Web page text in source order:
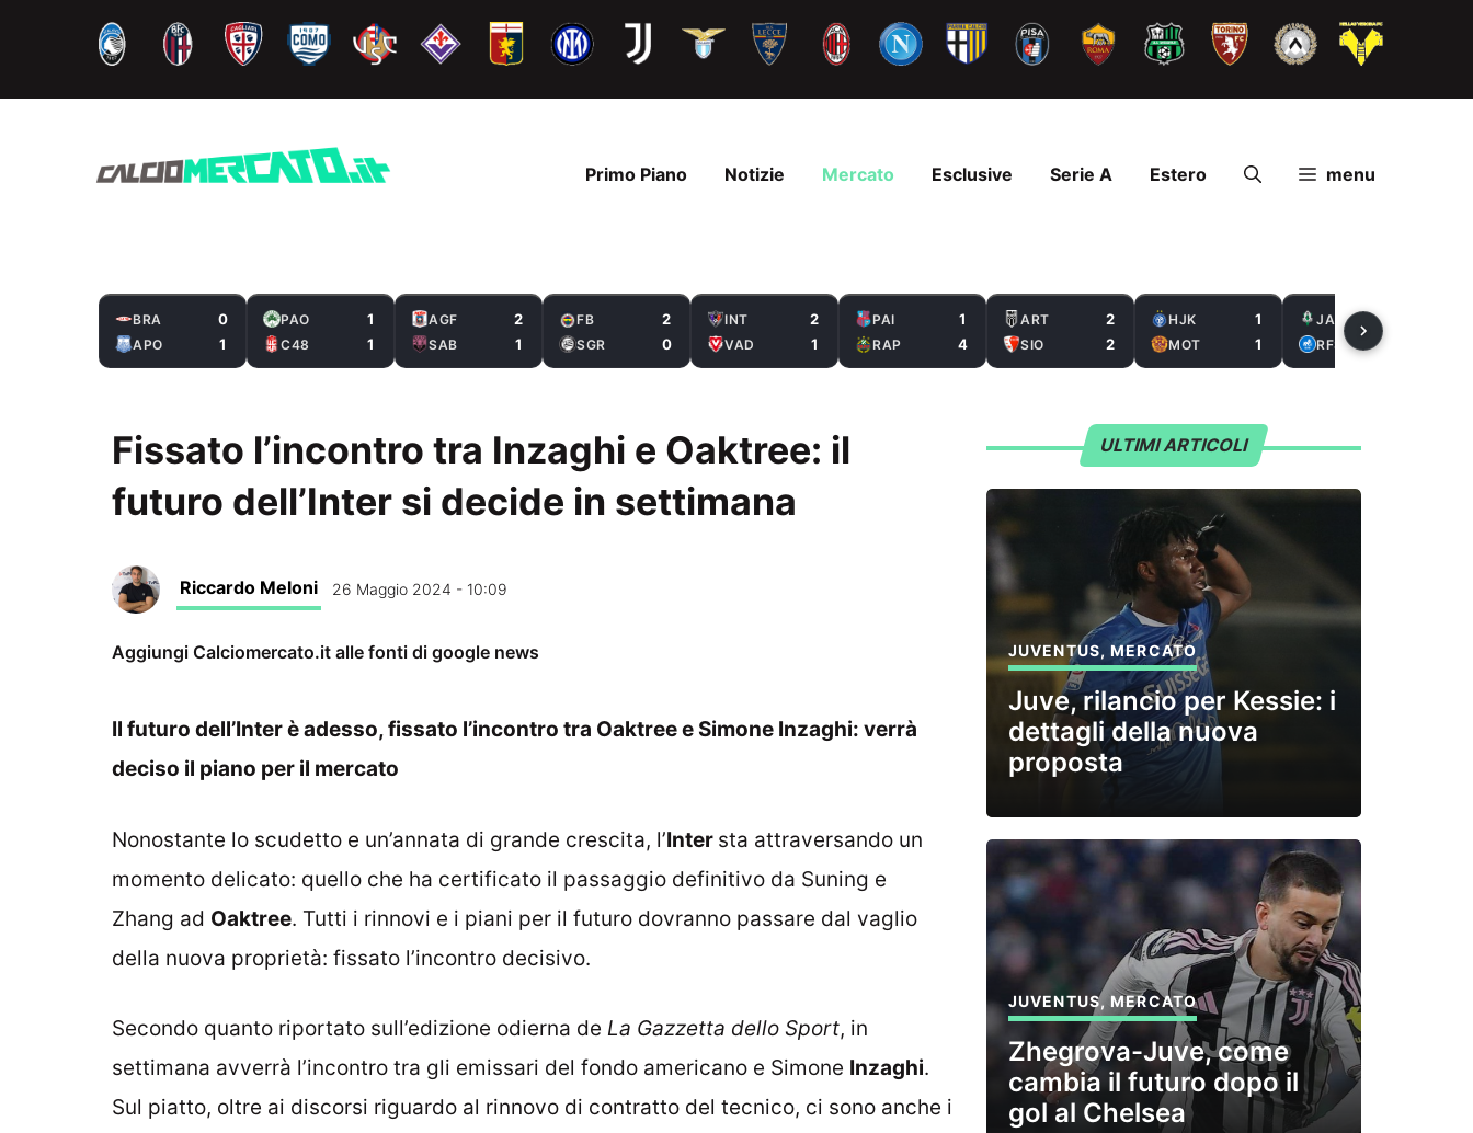
contenuto
Primo Piano Notizie Mercato Esclusive Serie A Estero menu
BRA 0
APO 1
PAO 1
C48 1
AGF 2
SAB 1
FB 2
SGR 0
INT 2
VAD 1
PAI 1
RAP 4
ART 2
SIO 2
HJK 1
MOT 1
JAB
RFS
Fissato l’incontro tra Inzaghi e Oaktree: il
futuro dell’Inter si decide in settimana
Riccardo Meloni 26 Maggio 2024 - 10:09
Aggiungi Calciomercato.it alle fonti di google news
Il futuro dell’Inter è adesso, fissato l’incontro tra Oaktree e Simone Inzaghi: verrà
deciso il piano per il mercato
Nonostante lo scudetto e un’annata di grande crescita, l’Inter sta attraversando un
momento delicato: quello che ha certificato il passaggio definitivo da Suning e
Zhang ad Oaktree. Tutti i rinnovi e i piani per il futuro dovranno passare dal vaglio
della nuova proprietà: fissato l’incontro decisivo.
Secondo quanto riportato sull’edizione odierna de La Gazzetta dello Sport, in
settimana avverrà l’incontro tra gli emissari del fondo americano e Simone Inzaghi.
Sul piatto, oltre ai discorsi riguardo al rinnovo di contratto del tecnico, ci sono anche i
ULTIMI ARTICOLI
JUVENTUS,MERCATO
Juve, rilancio per Kessie: i
dettagli della nuova
proposta
JUVENTUS,MERCATO
Zhegrova-Juve, come
cambia il futuro dopo il
gol al Chelsea